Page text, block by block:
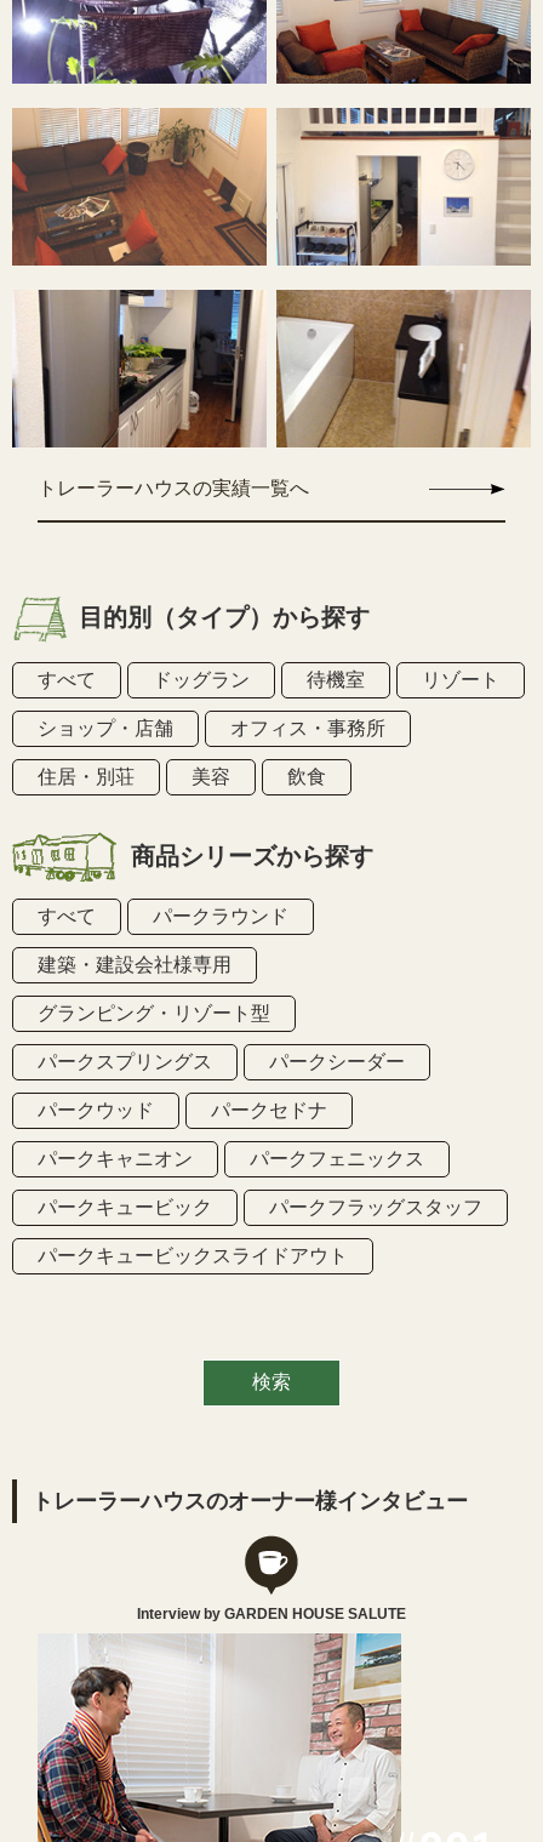
トレーラーハウスの実績一覧へ
目的別（タイプ）から探す
すべて ドッグラン 待機室 リゾート
ショップ・店舗 オフィス・事務所
住居・別荘 美容 飲食
商品シリーズから探す
すべて パークラウンド
建築・建設会社様専用
グランピング・リゾート型
パークスプリングス パークシーダー
パークウッド パークセドナ
パークキャニオン パークフェニックス
パークキュービック パークフラッグスタッフ
パークキュービックスライドアウト
トレーラーハウスのオーナー様インタビュー
Interview by GARDEN HOUSE SALUTE